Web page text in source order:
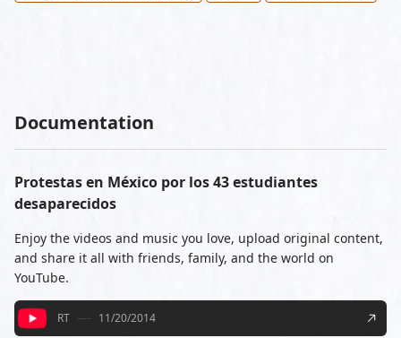
Documentation
Protestas en México por los 43 estudiantes
desaparecidos
Enjoy the videos and music you love, upload original content,
and share it all with friends, family, and the world on
YouTube.
RT 11/20/2014